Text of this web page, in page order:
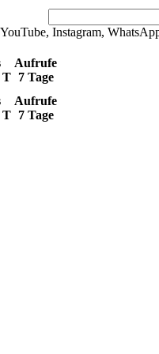
Instagram,
T
Aufrufe
7 Tage
T
Aufrufe
7 Tage